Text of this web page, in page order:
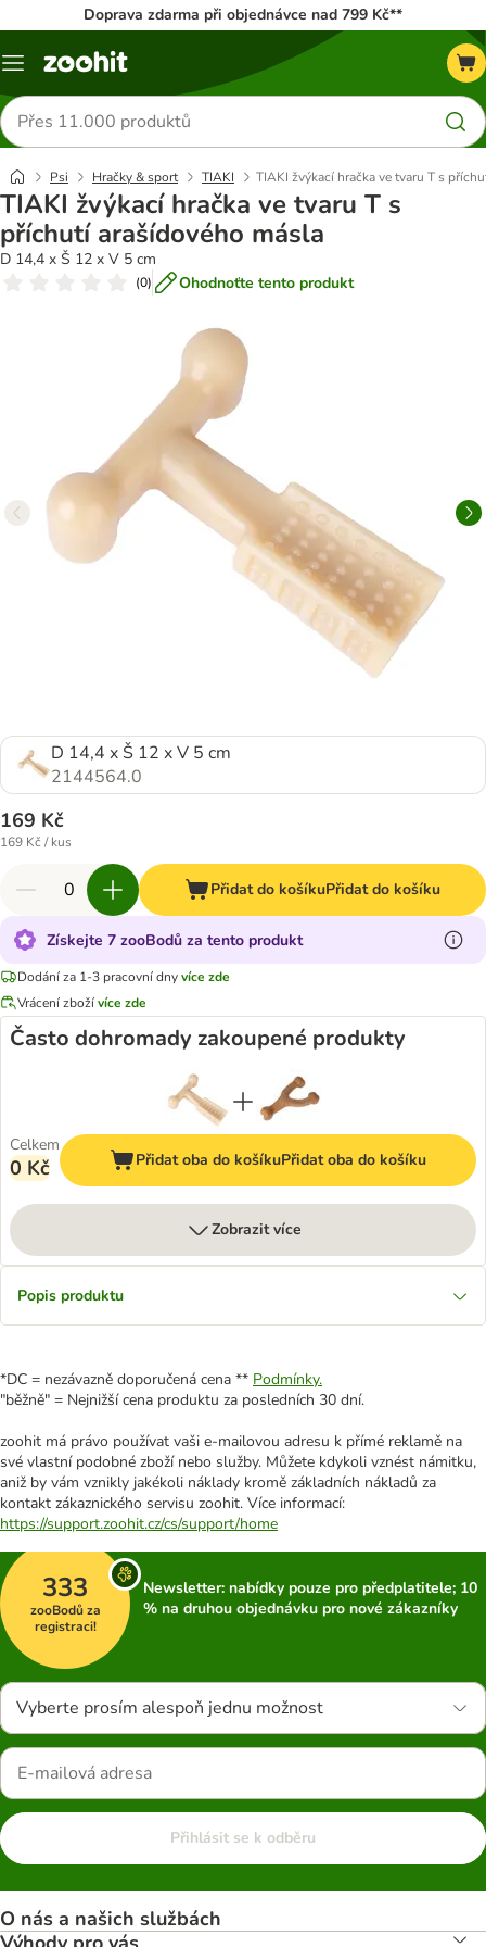
Doprava zdarma při objednávce nad 799 Kč**
Menu
Hledat
produkty
Psi Hračky & sport TIAKI TIAKI žvýkací hračka ve tvaru T s
TIAKI žvýkací hračka ve tvaru T s
příchutí arašídového másla
D 14,4 x Š 12 x V 5 cm
(0) Ohodnoťte tento produkt
D 14,4 x Š 12 x V 5 cm
2144564.0
169 Kč
169 Kč / kus
Přidat do košíkuPřidat do košíku
Získejte 7 zooBodů za tento produkt
Dodání za 1-3 pracovní dnyvíce zde
Vrácení zbožívíce zde
Často dohromady zakoupené produkty
Celkem
0 Kč Přidat oba do košíkuPřidat oba do košíku
Zobrazit více
Popis produktu
*DC = nezávazně doporučená cena ** Podmínky.
"běžně" = Nejnižší cena produktu za posledních 30 dní.
zoohit má právo používat vaši e-mailovou adresu k přímé reklamě na
své vlastní podobné zboží nebo služby. Můžete kdykoli vznést námitku,
aniž by vám vznikly jakékoli náklady kromě základních nákladů za
kontakt zákaznického servisu zoohit. Více informací:
https://support.zoohit.cz/cs/support/home
333
zooBodů za
registraci!
Newsletter: nabídky pouze pro předplatitele; 10
% na druhou objednávku pro nové zákazníky
Vyberte prosím alespoň jednu možnost
Přihlásit se k odběru
O nás a našich službách